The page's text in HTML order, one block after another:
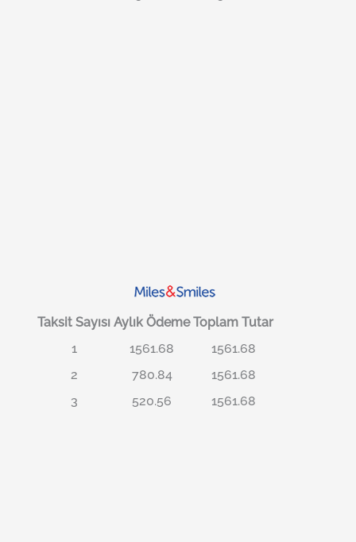
Taksit Sayısı Aylık Ödeme Toplam Tutar
1
1561.68
1561.68
2
780.84
1561.68
3
520.56 1561.68